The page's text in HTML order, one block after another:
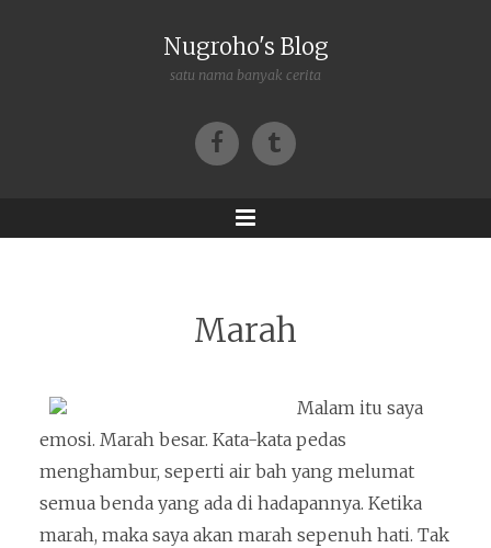
Nugroho's Blog
satu nama banyak cerita
Facebook
Menu
Marah
Malam itu saya
emosi. Marah besar. Kata-kata pedas
menghambur, seperti air bah yang melumat
semua benda yang ada di hadapannya. Ketika
marah, maka saya akan marah sepenuh hati. Tak